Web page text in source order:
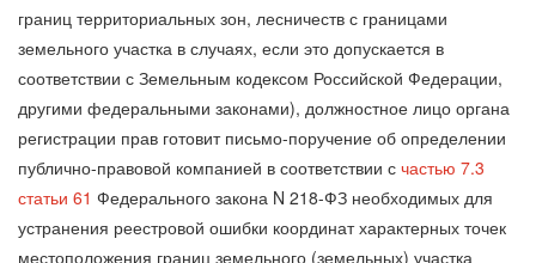
границ территориальных зон, лесничеств с границами
земельного участка в случаях, если это допускается в
соответствии с Земельным кодексом Российской Федерации,
другими федеральными законами), должностное лицо органа
регистрации прав готовит письмо-поручение об определении
публично-правовой компанией в соответствии с частью 7.3
статьи 61 Федерального закона N 218-ФЗ необходимых для
устранения реестровой ошибки координат характерных точек
местоположения границ земельного (земельных) участка